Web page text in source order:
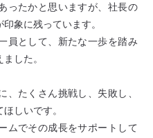
ったかと思いますが、社長の
象に残っています。
員として、新たな一歩を踏み
した。
、たくさん挑戦し、失敗し、
しいです。
ムでその成長をサポートして